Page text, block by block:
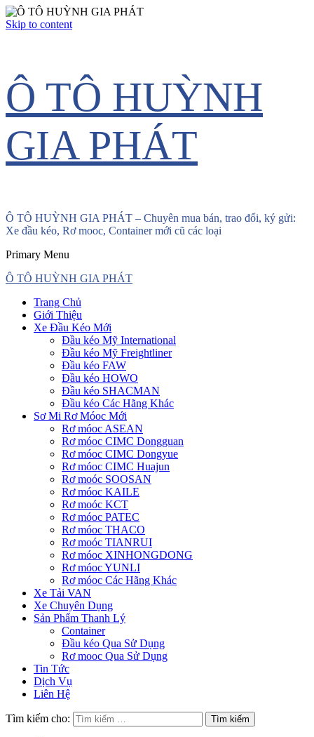
Skip to content
Ô TÔ HUỲNH
GIA PHÁT
Ô TÔ HUỲNH GIA PHÁT – Chuyên mua bán, trao đổi, ký gửi:
Xe đầu kéo, Rơ mooc, Container mới cũ các loại
Primary Menu
Ô TÔ HUỲNH GIA PHÁT
Trang Chủ
Giới Thiệu
Xe Đầu Kéo Mới
Đầu kéo Mỹ International
Đầu kéo Mỹ Freightliner
Đầu kéo FAW
Đầu kéo HOWO
Đầu kéo SHACMAN
Đầu kéo Các Hãng Khác
Sơ Mi Rơ Móoc Mới
Rơ móoc ASEAN
Rơ móoc CIMC Dongguan
Rơ móoc CIMC Dongyue
Rơ móoc CIMC Huajun
Rơ moóc SOOSAN
Rơ móoc KAILE
Rơ moóc KCT
Rơ móoc PATEC
Rơ móoc THACO
Rơ moóc TIANRUI
Rơ móoc XINHONGDONG
Rơ móoc YUNLI
Rơ móoc Các Hãng Khác
Xe Tải VAN
Xe Chuyên Dụng
Sản Phẩm Thanh Lý
Container
Đầu kéo Qua Sử Dụng
Rơ mooc Qua Sử Dụng
Tin Tức
Dịch Vụ
Liên Hệ
Tìm kiếm cho: